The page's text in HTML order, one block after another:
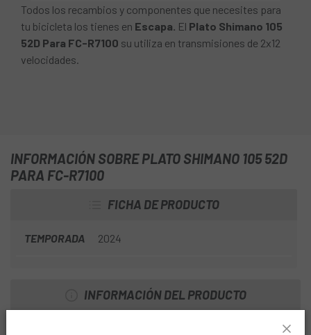
Todos los recambios y componentes que necesites para
tu bicicleta los tienes en Escapa. El Plato Shimano 105
52D Para FC-R7100 su utiliza en transmisiones de 2x12
velocidades.
INFORMACIÓN SOBRE PLATO SHIMANO 105 52D
PARA FC-R7100
FICHA DE PRODUCTO
TEMPORADA 2024
INFORMACIÓN DEL PRODUCTO